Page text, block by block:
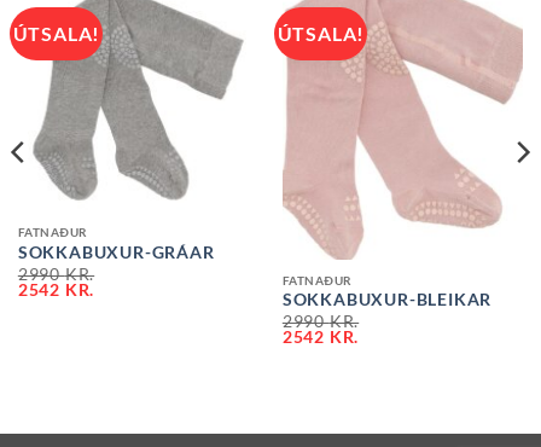
ÚTSALA!
FATNAÐUR
SOKKABUXUR-GRÁAR
2990KR.
2542 KR.
ÚTSALA!
FATNAÐUR
SOKKABUXUR-BLEIKAR
2990KR.
2542 KR.